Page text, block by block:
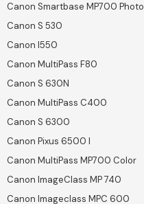
Canon Smartbase MP700 Photo
Canon S 530
Canon I550
Canon MultiPass F80
Canon S 630N
Canon MultiPass C400
Canon S 6300
Canon Pixus 6500 I
Canon MultiPass MP700 Color
Canon ImageClass MP 740
Canon Imageclass MPC 600